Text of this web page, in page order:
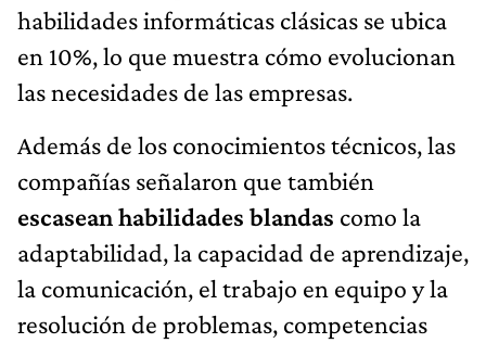
habilidades informáticas clásicas se ubica
en 10%, lo que muestra cómo evolucionan
las necesidades de las empresas.
Además de los conocimientos técnicos, las
compañías señalaron que también
escasean habilidades blandas como la
adaptabilidad, la capacidad de aprendizaje,
la comunicación, el trabajo en equipo y la
resolución de problemas, competencias